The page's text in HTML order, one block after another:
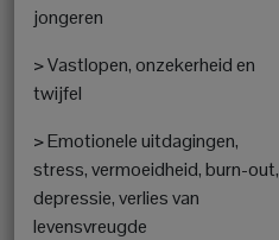
jongeren
> Vastlopen, onzekerheid en
twijfel
> Emotionele uitdagingen,
stress, vermoeidheid, burn-out,
depressie, verlies van
levensvreugde